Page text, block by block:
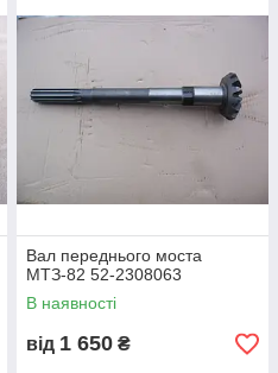
Вал переднього моста
МТЗ-82 52-2308063
В наявності
від 1 650 ₴